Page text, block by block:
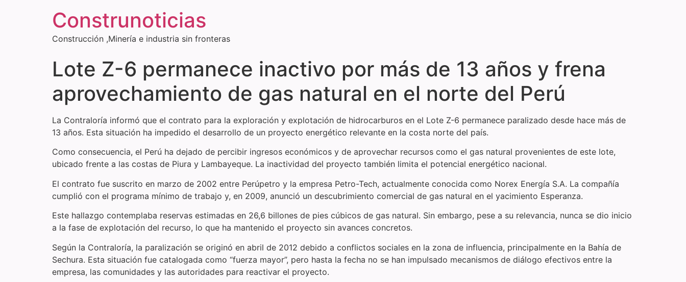
Construnoticias
Construcción ,Minería e industria sin fronteras
Lote Z-6 permanece inactivo por más de 13 años y frena
aprovechamiento de gas natural en el norte del Perú
La Contraloría informó que el contrato para la exploración y explotación de hidrocarburos en el Lote Z-6 permanece paralizado desde hace más de
13 años. Esta situación ha impedido el desarrollo de un proyecto energético relevante en la costa norte del país.
Como consecuencia, el Perú ha dejado de percibir ingresos económicos y de aprovechar recursos como el gas natural provenientes de este lote,
ubicado frente a las costas de Piura y Lambayeque. La inactividad del proyecto también limita el potencial energético nacional.
El contrato fue suscrito en marzo de 2002 entre Perúpetro y la empresa Petro-Tech, actualmente conocida como Norex Energía S.A. La compañía
cumplió con el programa mínimo de trabajo y, en 2009, anunció un descubrimiento comercial de gas natural en el yacimiento Esperanza.
Este hallazgo contemplaba reservas estimadas en 26,6 billones de pies cúbicos de gas natural. Sin embargo, pese a su relevancia, nunca se dio inicio
a la fase de explotación del recurso, lo que ha mantenido el proyecto sin avances concretos.
Según la Contraloría, la paralización se originó en abril de 2012 debido a conflictos sociales en la zona de influencia, principalmente en la Bahía de
Sechura. Esta situación fue catalogada como “fuerza mayor”, pero hasta la fecha no se han impulsado mecanismos de diálogo efectivos entre la
empresa, las comunidades y las autoridades para reactivar el proyecto.